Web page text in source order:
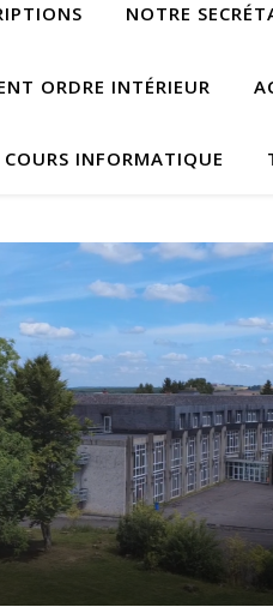
NOTRE
ORDRE INTÉRIEUR
INFORMATIQUE